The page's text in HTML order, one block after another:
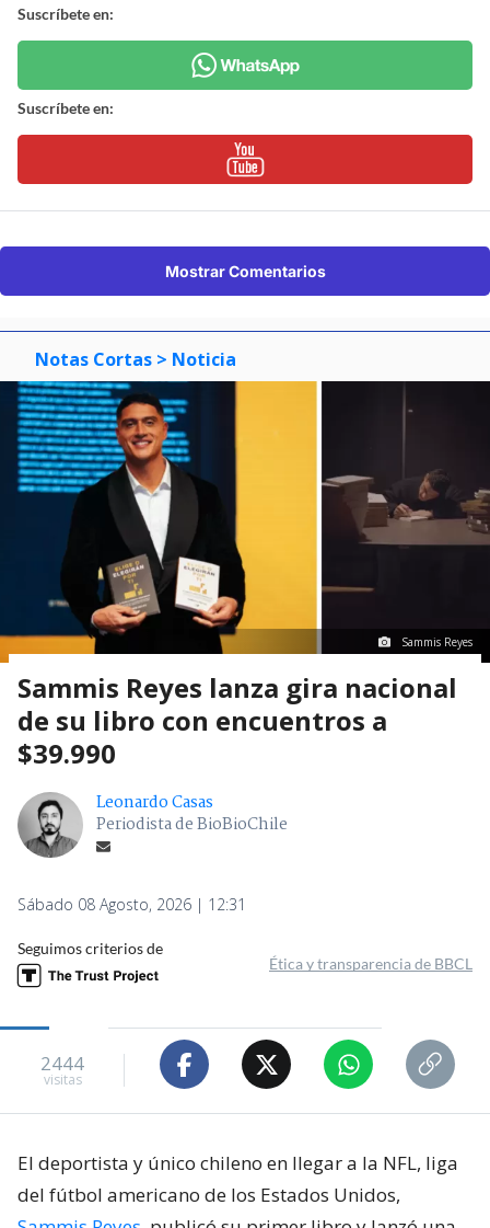
Suscríbete en:
Suscríbete en:
Mostrar Comentarios
Notas Cortas > Noticia
Sammis Reyes
Sammis Reyes lanza gira nacional
de su libro con encuentros a
$39.990
Leonardo Casas
Periodista de BioBioChile
Sábado 08 Agosto, 2026 | 12:31
Seguimos criterios de
Ética y transparencia de BBCL
2444
visitas
El deportista y único chileno en llegar a la NFL, liga
del fútbol americano de los Estados Unidos,